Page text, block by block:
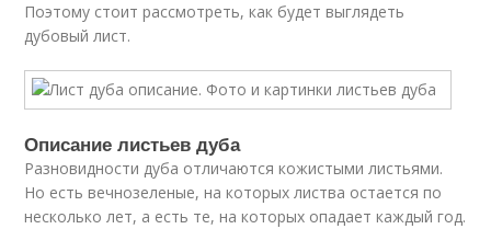
Поэтому стоит рассмотреть, как будет выглядеть
дубовый лист.
Описание листьев дуба
Разновидности дуба отличаются кожистыми листьями.
Но есть вечнозеленые, на которых листва остается по
несколько лет, а есть те, на которых опадает каждый год.